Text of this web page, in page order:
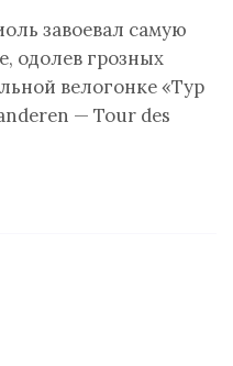
завоевал самую
одолев грозных
велогонке «Тур
— Tour des